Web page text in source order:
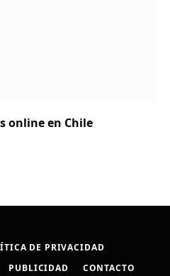
online en Chile
DE PRIVACIDAD
PUBLICIDAD CONTACTO